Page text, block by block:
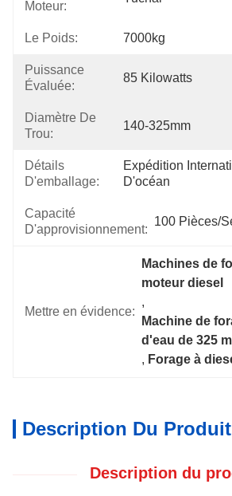
Moteur:
Le Poids: 7000kg
Puissance
Évaluée:
85 Kilowatts
Diamètre De
Trou:
140-325mm
Détails
D'emballage:
Expédition
D'océan
Capacité
D'approvisionnement:
100 Pièces/
Mettre en évidence:
Machines de
moteur diesel
,
Machine de
d'eau de 325
, Forage à
Description Du Produit
Description du